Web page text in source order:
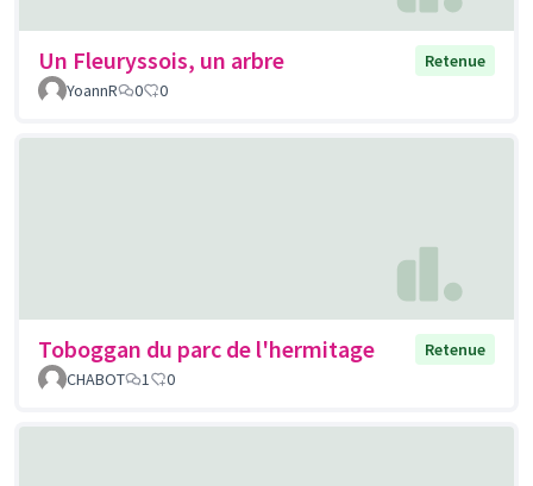
Un Fleuryssois, un arbre
Retenue
YoannR
0 0
Toboggan du parc de l'hermitage
Retenue
CHABOT
1 0